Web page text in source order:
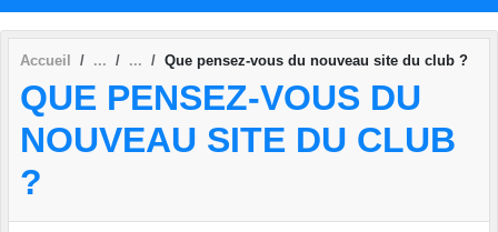
Accueil Que pensez-vous du nouveau site du club ?
QUE PENSEZ-VOUS DU
NOUVEAU SITE DU CLUB
?